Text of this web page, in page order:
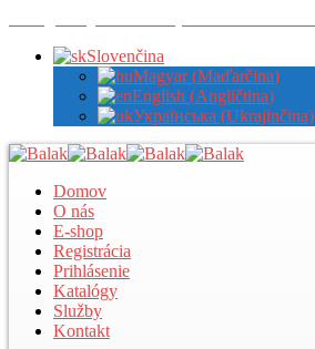
Slovenčina
Magyar (Maďarčina)
English (Angličtina)
Українська (Ukrajinčina)
Domov
O nás
E-shop
Registrácia
Prihlásenie
Katalógy
Služby
Kontakt